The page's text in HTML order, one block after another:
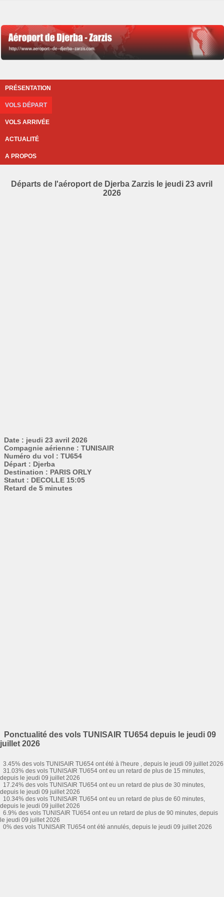
PRÉSENTATION
VOLS DÉPART
VOLS ARRIVÉE
ACTUALITÉ
A PROPOS
Départs de l'aéroport de Djerba Zarzis le jeudi 23 avril
2026
Date : jeudi 23 avril 2026
Compagnie aérienne : TUNISAIR
Numéro du vol : TU654
Départ : Djerba
Destination : PARIS ORLY
Statut : DECOLLE 15:05
Retard de 5 minutes
Ponctualité des vols TUNISAIR TU654 depuis le jeudi 09
juillet 2026
3.45% des vols TUNISAIR TU654 ont été à l'heure , depuis le jeudi 09 juillet 2026
31.03% des vols TUNISAIR TU654 ont eu un retard de plus de 15 minutes,
depuis le jeudi 09 juillet 2026
17.24% des vols TUNISAIR TU654 ont eu un retard de plus de 30 minutes,
depuis le jeudi 09 juillet 2026
10.34% des vols TUNISAIR TU654 ont eu un retard de plus de 60 minutes,
depuis le jeudi 09 juillet 2026
6.9% des vols TUNISAIR TU654 ont eu un retard de plus de 90 minutes, depuis
le jeudi 09 juillet 2026
0% des vols TUNISAIR TU654 ont été annulés, depuis le jeudi 09 juillet 2026